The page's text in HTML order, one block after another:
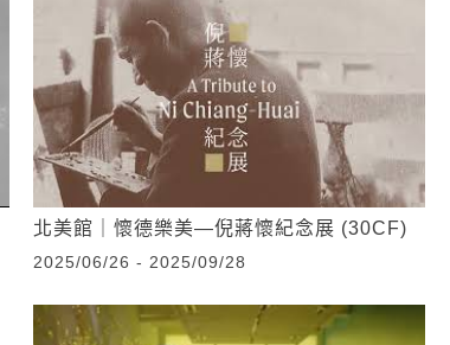
北美館｜懷德樂美—倪蔣懷紀念展 (30CF)
2025/06/26 - 2025/09/28